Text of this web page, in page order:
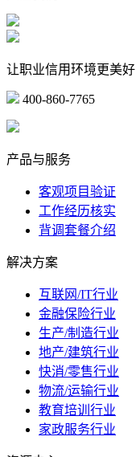
让职业信用环境更美好
400-860-7765
产品与服务
客观项目验证
工作经历核实
背调套餐介绍
解决方案
互联网/IT行业
金融保险行业
生产/制造行业
地产/建筑行业
快消/零售行业
物流/运输行业
教育培训行业
家政服务行业